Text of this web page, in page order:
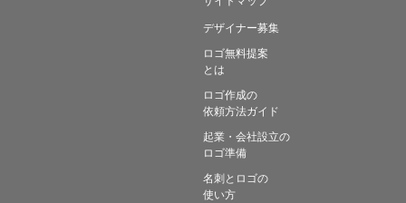
デザイナー募集
ロゴ無料提案
とは
ロゴ作成の
依頼方法ガイド
起業・会社設立の
ロゴ準備
名刺とロゴの
使い方